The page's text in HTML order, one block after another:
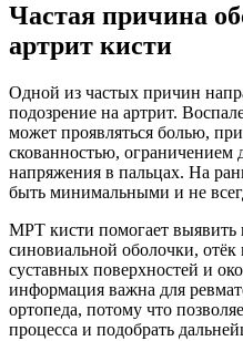
Частая причина
артрит кисти
Одной из частых причин
подозрение на артрит.
может проявляться болью,
скованностью,
напряжения в пальцах. На
быть минимальными и не
МРТ кисти помогает выявить
синовиальной оболочки, отёк
суставных поверхностей и
информация важна для
ортопеда, потому что
процесса и подобрать